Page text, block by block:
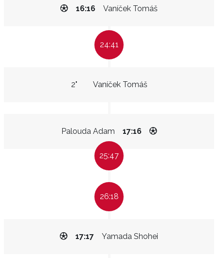
Vaníček Tomáš
16:16
24:41
Vaníček Tomáš
2"
Palouda Adam 17:16
25:47
26:18
Yamada Shohei
17:17